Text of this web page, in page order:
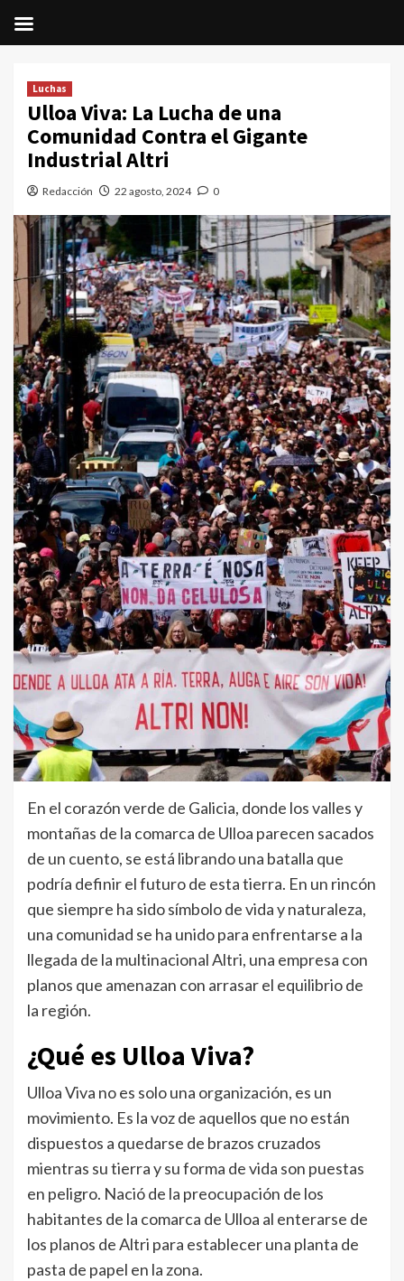
contenido
Luchas
Ulloa Viva: La Lucha de una
Comunidad Contra el Gigante
Industrial Altri
Redacción 22 agosto, 2024 0
En el corazón verde de Galicia, donde los valles y
montañas de la comarca de Ulloa parecen sacados
de un cuento, se está librando una batalla que
podría definir el futuro de esta tierra. En un rincón
que siempre ha sido símbolo de vida y naturaleza,
una comunidad se ha unido para enfrentarse a la
llegada de la multinacional Altri, una empresa con
planos que amenazan con arrasar el equilibrio de
la región.
¿Qué es Ulloa Viva?
Ulloa Viva no es solo una organización, es un
movimiento. Es la voz de aquellos que no están
dispuestos a quedarse de brazos cruzados
mientras su tierra y su forma de vida son puestas
en peligro. Nació de la preocupación de los
habitantes de la comarca de Ulloa al enterarse de
los planos de Altri para establecer una planta de
pasta de papel en la zona.